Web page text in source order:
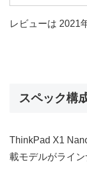
レビューは 2021
スペック構
ThinkPad X1
載モデルがライン